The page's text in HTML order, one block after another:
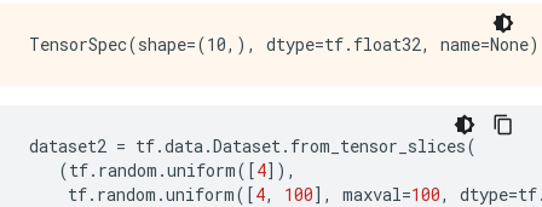
dataset2 = tf.data.Dataset. from_tensor_slices(
(tf. random .uniform([4]),
tf. random .uniform([4, 100], maxval=100, dtype=tf